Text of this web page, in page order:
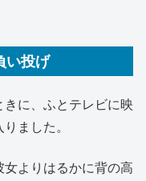
い投げ
に、ふとテレビに映
ました。
よりはるかに背の高